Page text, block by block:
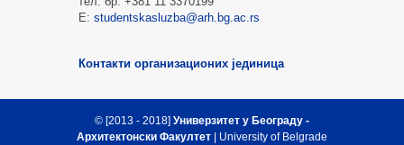
Е: studentskasluzba@arh.bg.ac.rs
Контакти организационих јединица
© [2013 - 2018] Универзитет у Београду -
Архитектонски Факултет | University of Belgrade